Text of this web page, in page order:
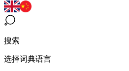
搜索
选择词典语言